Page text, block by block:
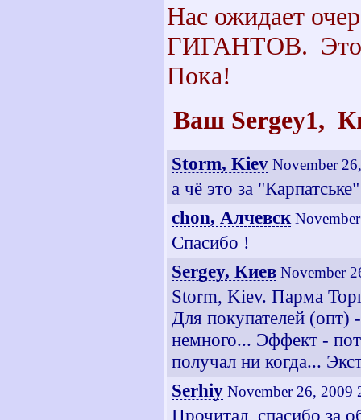
Нас ожидает
ГИГАНТОВ. Это
Пока!
Ваш Sergey1,
Storm, Kiev November
а чё это за
chon, Алчевск
Спасибо !
Sergey, Киев November
Storm, Kiev. Парма
Для покупателей (опт)
немного... Эффект -
получал ни когда...
Serhiy November 26, 2009
Прочитал, спасибо за